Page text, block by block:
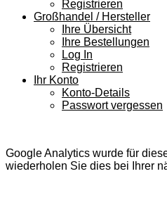
Registrieren
Großhandel / Hersteller
Ihre Übersicht
Ihre Bestellungen
Log In
Registrieren
Ihr Konto
Konto-Details
Passwort vergessen
Google Analytics wurde für
wiederholen Sie dies bei Ihrer